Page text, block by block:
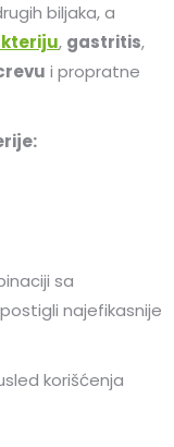
biljaka, a
, gastritis,
i propratne
sa
najefikasnije
korišćenja